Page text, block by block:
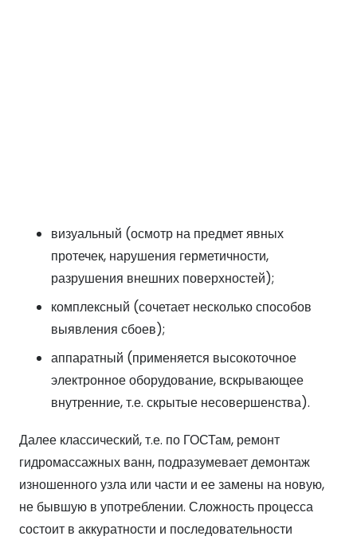
визуальный (осмотр на предмет явных
протечек, нарушения герметичности,
разрушения внешних поверхностей);
комплексный (сочетает несколько способов
выявления сбоев);
аппаратный (применяется высокоточное
электронное оборудование, вскрывающее
внутренние, т.е. скрытые несовершенства).
Далее классический, т.е. по ГОСТам, ремонт
гидромассажных ванн, подразумевает демонтаж
изношенного узла или части и ее замены на новую,
не бывшую в употреблении. Сложность процесса
состоит в аккуратности и последовательности